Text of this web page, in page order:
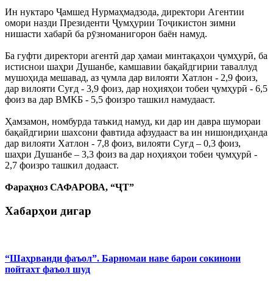
Ин нуктаро Ҷамшед Нурмаҳмадзода, директори Агентии
омори назди Президенти Ҷумҳурии Тоҷикистон зимни
нишасти хабарӣ ба рӯзноманигорон баён намуд.
Ба гуфти директори агентӣ дар ҳамаи минтақаҳои ҷумҳурӣ, ба
истиснои шаҳри Душанбе, камшавии бақайдгирии таваллуд
мушоҳида мешавад, аз ҷумла дар вилояти Хатлон - 2,9 фоиз,
дар вилояти Суғд - 3,9 фоиз, дар ноҳияҳои тобеи ҷумҳурӣ - 6,5
фоиз ва дар ВМКБ - 5,5 фоизро ташкил намудааст.
Ҳамзамон, номбурда таъкид намуд, ки дар ин давра шумораи
бақайдгирии шахсони фавтида афзудааст ва ин нишондиҳанда
дар вилояти Хатлон - 7,8 фоиз, вилояти Суғд – 0,3 фоиз,
шаҳри Душанбе – 3,3 фоиз ва дар ноҳияҳои тобеи ҷумҳурӣ -
2,7 фоизро ташкил додааст.
Фараҳноз САФАРОВА, “ҶТ”
Хабарҳои дигар
“Шаҳрванди фаъол”. Барномаи наве барои сокинони
пойтахт фаъол шуд